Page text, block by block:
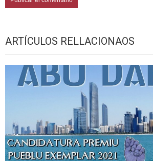
ARTÍCULOS RELLACIONAOS